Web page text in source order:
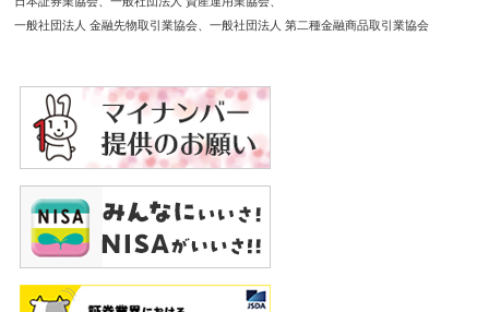
一般社団法人 金融先物取引業協会
一般社団法人 第二種金融商品取引業協会